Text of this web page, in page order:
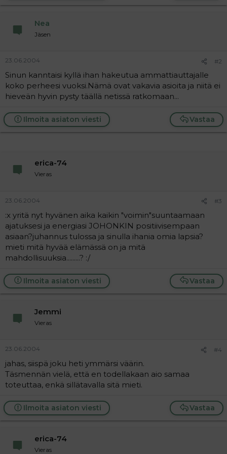
Nea
Jäsen
23.06.2004 #2
Sinun kanntaisi kyllä ihan hakeutua ammattiauttajalle
koko perheesi vuoksi.Nämä ovat vakavia asioita ja niitä ei
hieveän hyvin pysty täällä netissä ratkomaan...
Vastaa
Ilmoita asiaton viesti
erica-74
Vieras
23.06.2004 #3
:x yritä nyt hyvänen aika kaikin "voimin"suuntaamaan
ajatuksesi ja energiasi JOHONKIN positiivisempaan
asiaan?juhannus tulossa ja sinulla ihania omia lapsia?
mieti mitä hyvää elämässä on ja mitä
mahdollisuuksia.........? :/
Vastaa
Ilmoita asiaton viesti
Jemmi
Vieras
23.06.2004 #4
jahas, siispä joku heti ymmärsi väärin.
Täsmennän vielä, että en todellakaan aio samaa
toteuttaa, enkä sillätavalla sitä mieti.
Vastaa
Ilmoita asiaton viesti
erica-74
Vieras